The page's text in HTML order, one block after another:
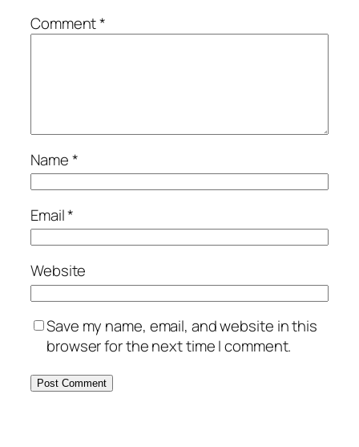
Comment*
Name*
Email*
Website
Save my name, email, and website in this
browser for the next time I comment.